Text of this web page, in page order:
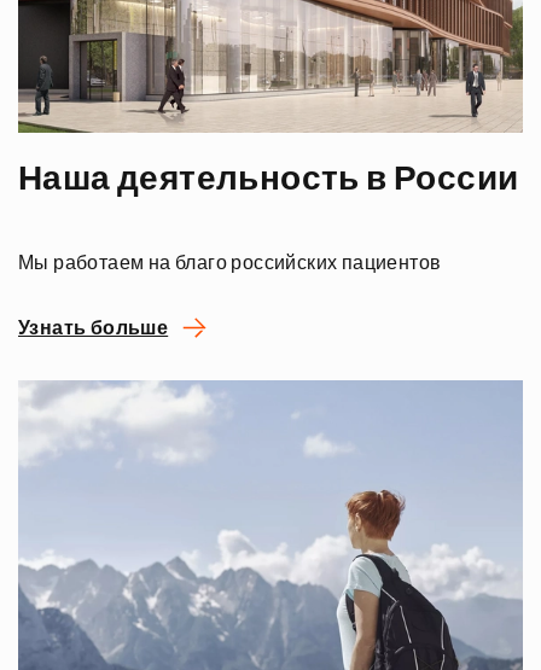
Наша деятельность в России
Мы работаем на благо российских пациентов
Узнать больше